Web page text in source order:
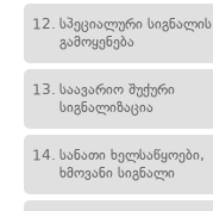
12. სპეციალური სიგნალის
გამოყენება
13. საავარიო შუქური
სიგნალიზაცია
14. სანათი ხელსაწყოები,
ხმოვანი სიგნალი